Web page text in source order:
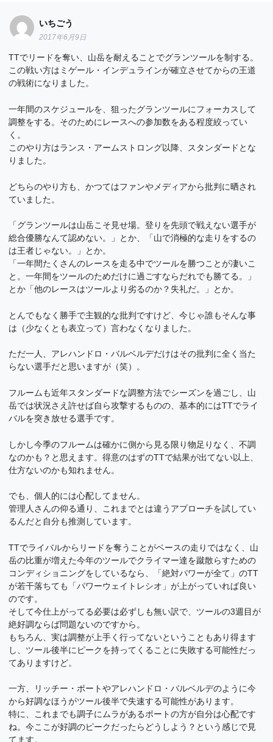
いちごう
2017年6月9日
TTでリードを奪い、山岳を耐えることでグランツールを制する。
この戦い方はミゲール・インデュラインが確立させてからの王道
の戦術になりました。
一年間のスケジュールを、狙ったグランツールにフォーカスして
調整をする。そのためにレースへの参加数をある程度絞ってい
く。
このやり方はランス・アームストロング以降、スタンダードとな
りました。
どちらのやり方も、かつてはファンやメディアから批判に晒され
ていました。
「グランツールは山岳こそ見せ場。登りを先頭で戦えない選手が
総合優勝なんて認めない。」とか、「山で消極的な走りをするの
は王者じゃない。」とか。
「一年間たくさんのレースを走る中でツールを勝つことが凄いこ
と。一年間をツールのためだけに過ごすならだれでも勝てる。」
とか「他のレースはツールより劣るのか？失礼だ。」とか。
とんでもなく勝手で主観的な批判ですけど、今じゃ誰もそんな事
は（少なくとも表立って）言わなくなりました。
ただ一人、アレハンドロ・バルベルデだけはその批判に全く当た
らない選手だと思いますが（笑）。
フルームも近年スタンダードな調整方法でシーズンを過ごし、山
岳では状況さえ許せば自ら攻撃するものの、基本的にはTTでライ
バルを突き放せる選手です。
しかし今季のフルームは確かに側から見る限り物足りなく、不調
なのかも？と思えます。得意のはずのTTで結果が出てない以上、
仕方ないのかも知れません。
でも、個人的には心配してません。
管理人さんの仰る通り、これまでとは違うアプローチを試してい
るんだと自分も推測しています。
TTでライバルからリードを奪うことがベースの走りではなく、山
岳の比重が増えた今年のツールでクライマー達を蹴散らすための
コンディショニングをしているなら、「絶対パワーが全て」のTT
が若干落ちても「パワーウェイトレシオ」が上がっていれば良い
のです。
そして今仕上がってる必要は必ずしも無い訳で、ツールの3週目が
絶好調ならば問題ないのですから。
もちろん、実は調整が上手く行ってないということもあり得ます
し、ツール後半にピークを持ってくることに失敗する可能性だっ
てありますけど。
一方、リッチー・ポートやアレハンドロ・バルベルデのように今
から好調なほうがツール後半で失速する可能性があります。
特に、これまでも調子にムラがあるポートの方が自分は心配です
ね。今ここが好調のピークだったらどうしよう？という感じで見
てます。